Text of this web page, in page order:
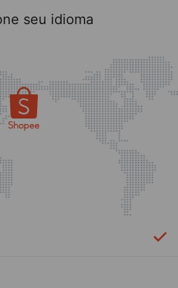
seu idioma